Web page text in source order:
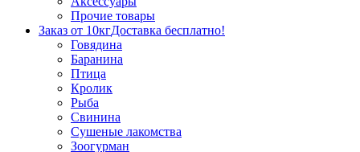
Прочие товары
Заказ от 10кгДоставка бесплатно!
Говядина
Баранина
Птица
Кролик
Рыба
Свинина
Сушеные лакомства
Зоогурман